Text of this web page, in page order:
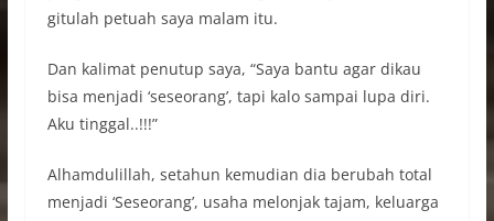
gitulah petuah saya malam itu.
Dan kalimat penutup saya, “Saya bantu agar dikau
bisa menjadi ‘seseorang’, tapi kalo sampai lupa diri.
Aku tinggal..!!!”
Alhamdulillah, setahun kemudian dia berubah total
menjadi ‘Seseorang’, usaha melonjak tajam, keluarga